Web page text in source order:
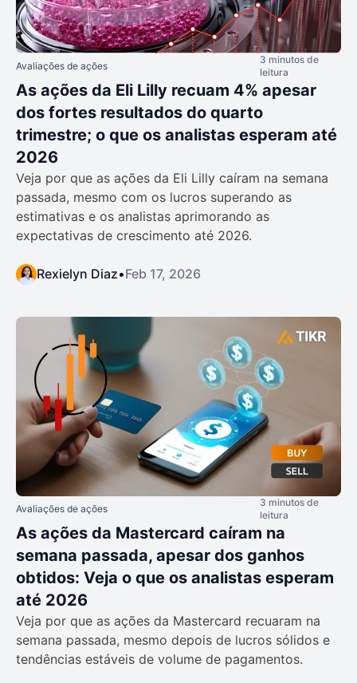
Avaliações de ações
3 minutos de
leitura
As ações da Eli Lilly recuam 4% apesar
dos fortes resultados do quarto
trimestre; o que os analistas esperam até
2026
Veja por que as ações da Eli Lilly caíram na semana
passada, mesmo com os lucros superando as
estimativas e os analistas aprimorando as
expectativas de crescimento até 2026.
Rexielyn Diaz•Feb 17, 2026
Avaliações de ações
3 minutos de
leitura
As ações da Mastercard caíram na
semana passada, apesar dos ganhos
obtidos: Veja o que os analistas esperam
até 2026
Veja por que as ações da Mastercard recuaram na
semana passada, mesmo depois de lucros sólidos e
tendências estáveis de volume de pagamentos.